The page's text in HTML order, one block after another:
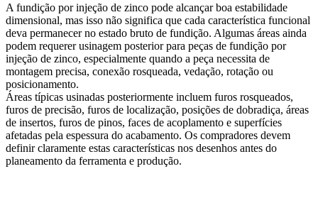
A fundição por injeção de zinco pode alcançar boa estabilidade
dimensional, mas isso não significa que cada característica funcional
deva permanecer no estado bruto de fundição. Algumas áreas ainda
podem requererusinagem posterior para peças de fundição por
injeção de zinco, especialmente quando a peça necessita de
montagem precisa, conexão rosqueada, vedação, rotação ou
posicionamento.
Áreas típicas usinadas posteriormente incluem furos rosqueados,
furos de precisão, furos de localização, posições de dobradiça, áreas
de insertos, furos de pinos, faces de acoplamento e superfícies
afetadas pela espessura do acabamento. Os compradores devem
definir claramente estas características nos desenhos antes do
planeamento da ferramenta e produção.